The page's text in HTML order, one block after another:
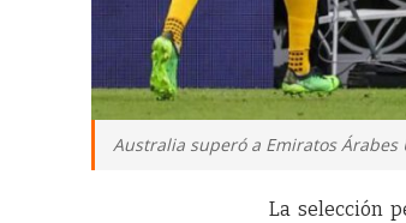
Australia superó a Emiratos
La selección